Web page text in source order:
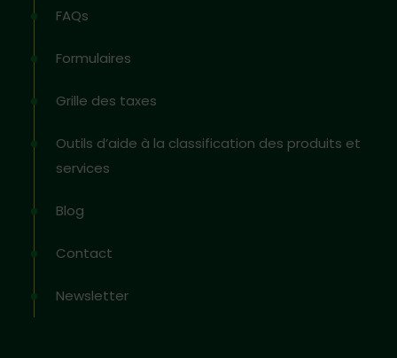
FAQs
Formulaires
Grille des taxes
Outils d’aide à la classification des produits et
services
Blog
Contact
Newsletter